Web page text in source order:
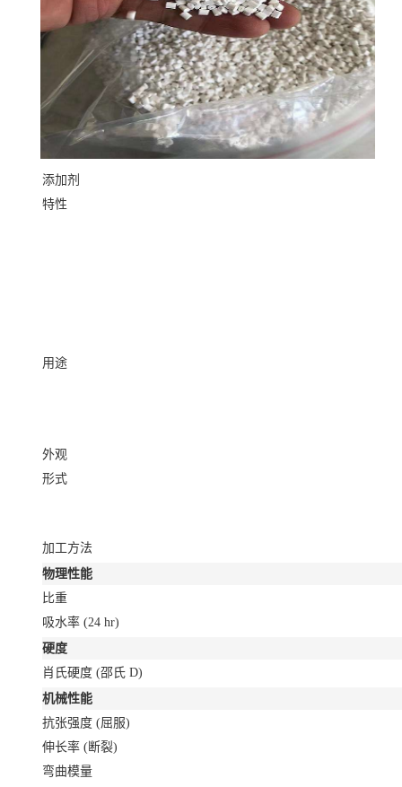
添加剂
特性
用途
外观
形式
加工方法
物理性能
比重
吸水率 (24 hr)
硬度
肖氏硬度 (邵氏 D)
机械性能
抗张强度 (屈服)
伸长率 (断裂)
弯曲模量